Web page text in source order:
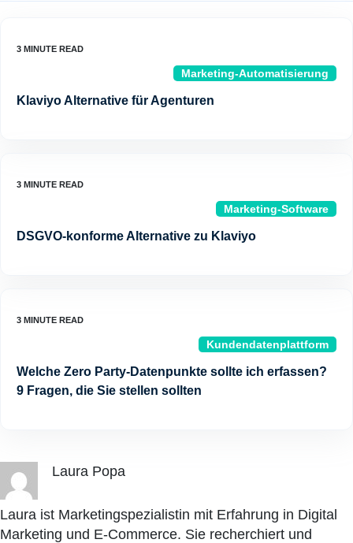
Marketing-Automatisierung
Klaviyo Alternative für Agenturen
Marketing-Software
DSGVO-konforme Alternative zu Klaviyo
Kundendatenplattform
Welche Zero Party-Datenpunkte sollte ich erfassen?
9 Fragen, die Sie stellen sollten
Laura Popa
Laura ist Marketingspezialistin mit Erfahrung in Digital
Marketing und E-Commerce. Sie recherchiert und